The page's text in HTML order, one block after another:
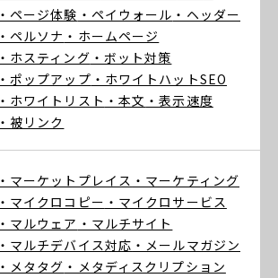
・ページ体験 ・ペイウォール ・ヘッダー
・ペルソナ ・ホームページ
・ホスティング ・ボット対策
・ポップアップ ・ホワイトハットSEO
・ホワイトリスト ・本文 ・表示速度
・被リンク
・マーケットプレイス ・マーケティング
・マイクロコピー ・マイクロサービス
・マルウェア ・マルチサイト
・マルチデバイス対応 ・メールマガジン
・メタタグ ・メタディスクリプション